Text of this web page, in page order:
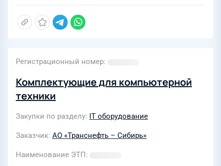
Регистрационный номер
Комплектующие для компьютерной
техники
Закупки по разделу IT оборудование
Заказчик АО «Транснефть – Сибирь»
Наименование ЭТП